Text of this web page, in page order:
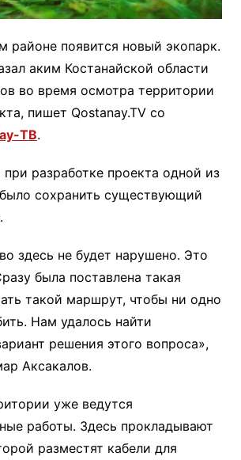
районе появится новый экопарк.
аким Костанайской области
во время осмотра территории
пишет Qostanay.TV со
ТВ.
разработке проекта одной из
было сохранить существующий
здесь не будет нарушено. Это
была поставлена такая
такой маршрут, чтобы ни одно
Нам удалось найти
решения этого вопроса»,
Аксакалов.
уже ведутся
работы. Здесь прокладывают
разместят кабели для